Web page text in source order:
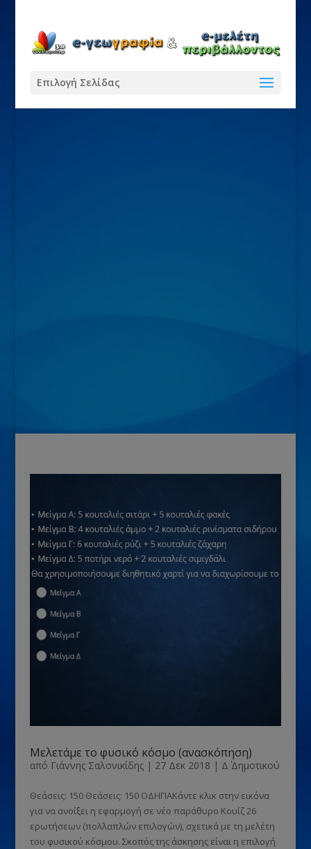
Επιλογή Σελίδας
Μελετάμε το φυσικό κόσμο (ανασκόπηση)
από Γιάννης Σαλονικίδης| 27 Δεκ 2018 | Δ΄ Δημοτικού
Θεάσεις: 150 Θεάσεις: 150 ΟΔΗΓΙΑΚάντε κλικ στην εικόνα
για να ανοίξει η εφαρμογή σε νέο παράθυρο Κουίζ 26
ερωτήσεων (πολλαπλών επιλογών), σχετικά με τη μελέτη
του φυσικού κόσμου. Σκοπός της άσκησης είναι η επιλογή